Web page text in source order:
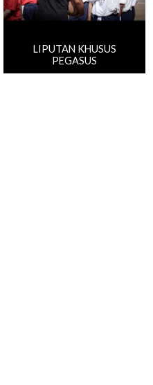
LIPUTAN KHUSUS
PEGASUS